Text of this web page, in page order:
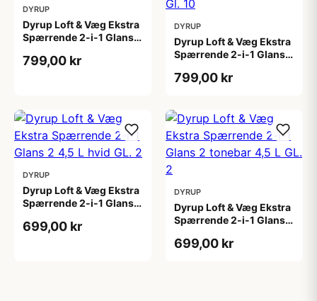
DYRUP
Dyrup Loft & Væg Ekstra
Spærrende 2-i-1 Glans
799,00 kr
DYRUP
Dyrup Loft & Væg Ekstra
Spærrende 2-i-1 Glans
799,00 kr
DYRUP
Dyrup Loft & Væg Ekstra
Spærrende 2-i-1 Glans 2
699,00 kr
DYRUP
Dyrup Loft & Væg Ekstra
Spærrende 2-i-1 Glans 2
699,00 kr